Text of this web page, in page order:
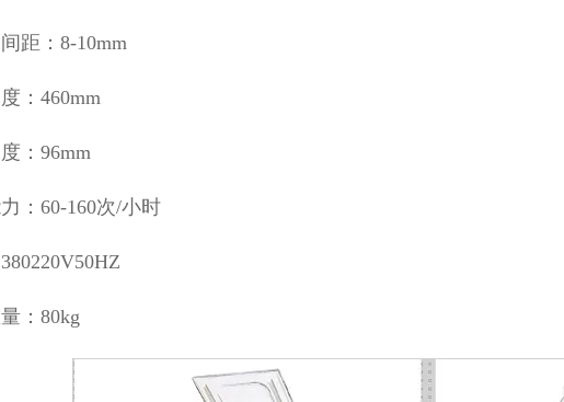
距：8-10mm
：460mm
：96mm
：60-160次/小时
：80kg